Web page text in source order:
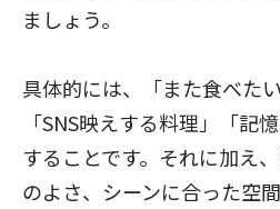
ましょう。
具体的には、「また食べた
「SNS映えする料理」「記
することです。それに加え
のよさ、シーンに合った空